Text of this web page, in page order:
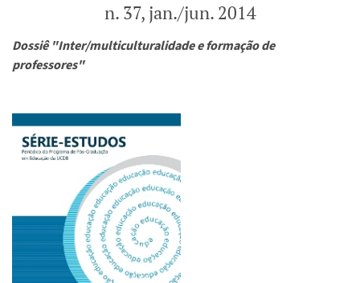
n. 37, jan./jun. 2014
Dossiê "Inter/multiculturalidade e formação de
professores"